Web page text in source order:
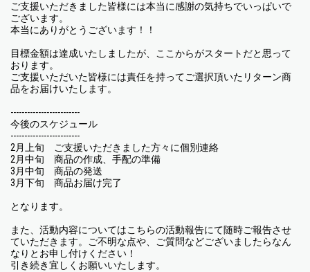
ご支援いただきました皆様には本当に感謝の気持ちでいっぱいで
ございます。
本当にありがとうございます！！
目標金額は達成いたしましたが、ここからがスタートだと思って
おります。
ご支援いただいた皆様には責任を持ってご選択頂いたリターン商
品をお届けいたします。
-------------------------
今後のスケジュール
-------------------------
2月上旬 ご支援いただきました方々に個別連絡
2月中旬 商品の作成、手配の準備
3月中旬 商品の発送
3月下旬 商品お届け完了
となります。
また、活動内容についてはこちらの活動報告にて随時ご報告させ
ていただきます。ご不明な点や、ご質問などございましたらなん
なりとお申し付けください！
引き続き宜しくお願いいたします。